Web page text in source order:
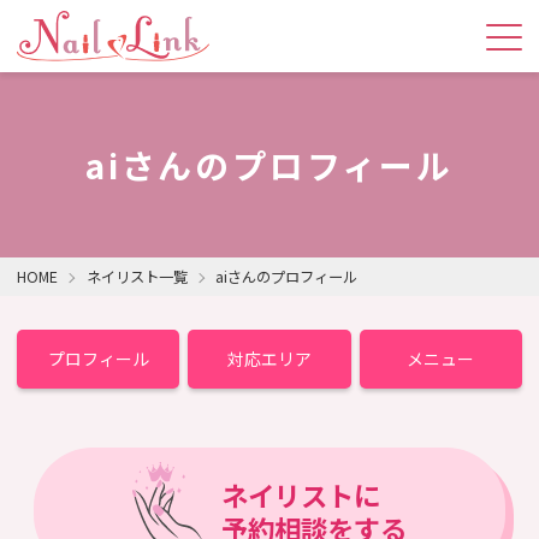
aiさんのプロフィール
HOME ネイリスト一覧 aiさんのプロフィール
プロフィール 対応エリア メニュー
ネイリストに
予約相談をする